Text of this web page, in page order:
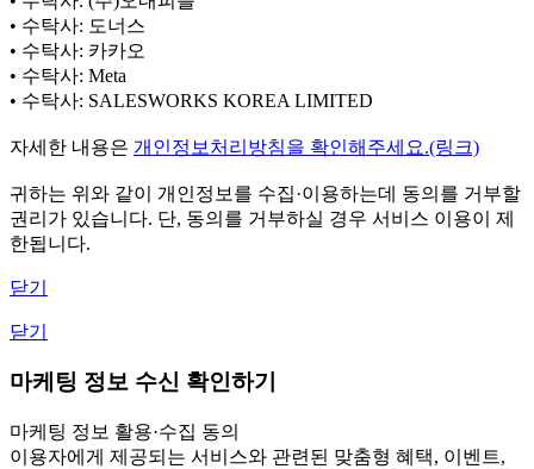
• 수탁사: 도너스
• 수탁사: 카카오
• 수탁사: Meta
• 수탁사: SALESWORKS KOREA LIMITED
자세한 내용은 개인정보처리방침을 확인해주세요.(링크)
귀하는 위와 같이 개인정보를 수집·이용하는데 동의를 거부할
권리가 있습니다. 단, 동의를 거부하실 경우 서비스 이용이 제
한됩니다.
닫기
닫기
마케팅 정보 수신 확인하기
마케팅 정보 활용·수집 동의
이용자에게 제공되는 서비스와 관련된 맞춤형 혜택, 이벤트,